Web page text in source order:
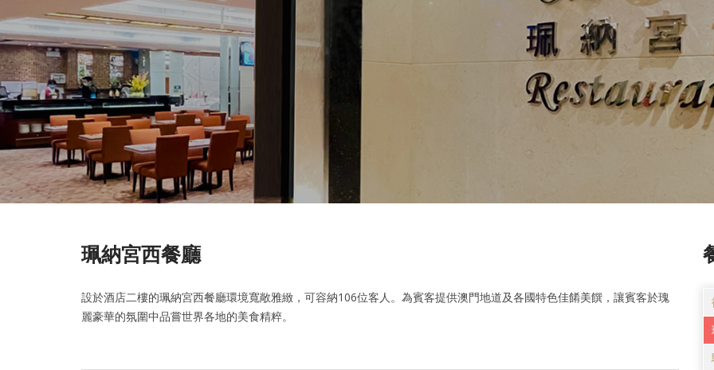
珮納宮西餐廳
設於酒店二樓的珮納宮西餐廳環境寬敞雅緻，可容納106位客人。為賓客提供澳門地道及各國特色佳餚美饌，讓賓客於瑰
麗豪華的氛圍中品嘗世界各地的美食精粹。